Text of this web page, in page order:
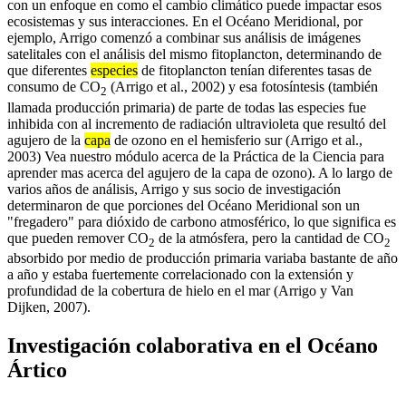
con un enfoque en como el cambio climático puede impactar esos
ecosistemas y sus interacciones. En el Océano Meridional, por
ejemplo, Arrigo comenzó a combinar sus análisis de imágenes
satelitales con el análisis del mismo fitoplancton, determinando de
que diferentes especies de fitoplancton tenían diferentes tasas de
consumo de CO2 (Arrigo et al., 2002) y esa fotosíntesis (también
llamada producción primaria) de parte de todas las especies fue
inhibida con al incremento de radiación ultravioleta que resultó del
agujero de la capa de ozono en el hemisferio sur (Arrigo et al.,
2003) Vea nuestro módulo acerca de la Práctica de la Ciencia para
aprender mas acerca del agujero de la capa de ozono). A lo largo de
varios años de análisis, Arrigo y sus socio de investigación
determinaron de que porciones del Océano Meridional son un
"fregadero" para dióxido de carbono atmosférico, lo que significa es
que pueden remover CO2 de la atmósfera, pero la cantidad de CO2
absorbido por medio de producción primaria variaba bastante de año
a año y estaba fuertemente correlacionado con la extensión y
profundidad de la cobertura de hielo en el mar (Arrigo y Van
Dijken, 2007).
Investigación colaborativa en el Océano
Ártico